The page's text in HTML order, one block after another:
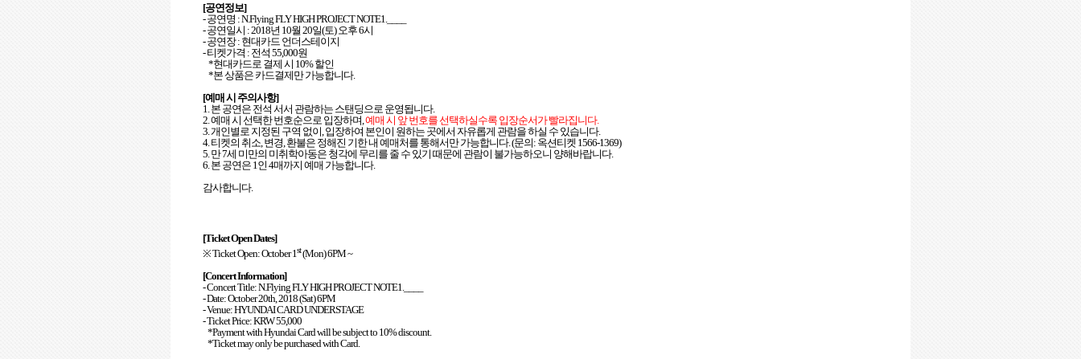
[공연정보]
-공연명 :N.Flying FLY HIGH PROJECT NOTE1.____
-공연일시 : 2018년 10월 20일(토) 오후6시
-공연장: 현대카드 언더스테이지
-티켓가격 : 전석 55,000원
*현대카드로 결제 시 10%할인
*본 상품은 카드결제만 가능합니다.
[예매 시 주의사항]
1. 본 공연은 전석 서서 관람하는 스탠딩으로 운영됩니다.
2. 예매 시 선택한 번호순으로 입장하며 예매 시 앞 번호를 선택하실수록 입장순서가 빨라집니다.
3. 개인별로 지정된 구역 없이 입장하여 본인이 원하는 곳에서 자유롭게 관람을 하실 수 있습니다.
4. 티켓의 취소 변경 환불은 정해진 기한 내 예매처를 통해서만 가능합니다. (문의: 옥션티켓 1566-1369)
5. 만7세 미만의 미취학아동은 청각에 무리를 줄 수 있기 때문에 관람이 불가능하오니 양해바랍니다.
6. 본 공연은 1 인 4매까지 예매 가능합니다.
감사합니다.
[Ticket Open Dates]
※Ticket Open: October 1st(Mon) 6PM ~
[Concert Information]
- Concert Title:N.Flying FLY HIGH PROJECT NOTE1.____
- Date: October 20th, 2018 (Sat) 6PM
- Venue: HYUNDAI CARD UNDERSTAGE
- Ticket Price: KRW 55,000
*Payment with Hyundai Card will be subject to 10% discount.
*Ticket may only be purchased with Card.